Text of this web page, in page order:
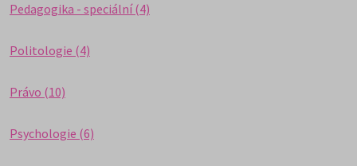
Pedagogika - speciální (4)
Politologie (4)
Právo (10)
Psychologie (6)